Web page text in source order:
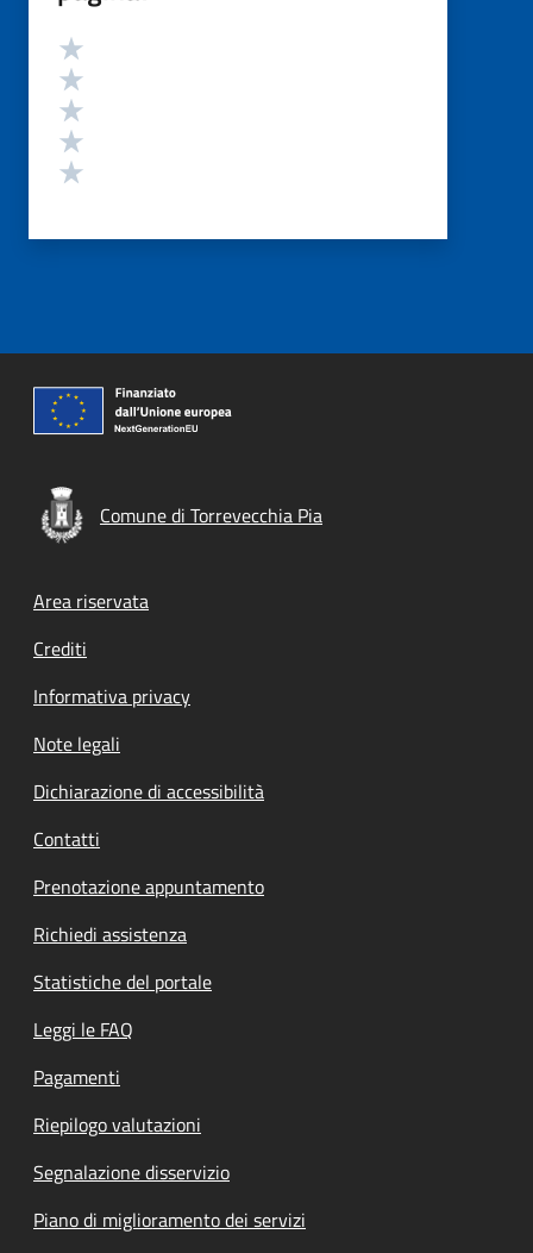
Valutazione
Comune di Torrevecchia Pia
Footer menu
Area riservata
Crediti
Informativa privacy
Note legali
Dichiarazione di accessibilità
Contatti
Prenotazione appuntamento
Richiedi assistenza
Statistiche del portale
Leggi le FAQ
Pagamenti
Riepilogo valutazioni
Segnalazione disservizio
Piano di miglioramento dei servizi